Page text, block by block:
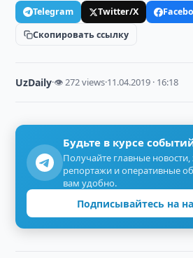
Telegram Twitter/X
Скопировать ссылку
UzDaily·👁 272 views·11.04.2019 · 16:18
Будьте в курсе
Получайте главные
репортажи и оперативные
вам удобно.
Подписывайтесь на